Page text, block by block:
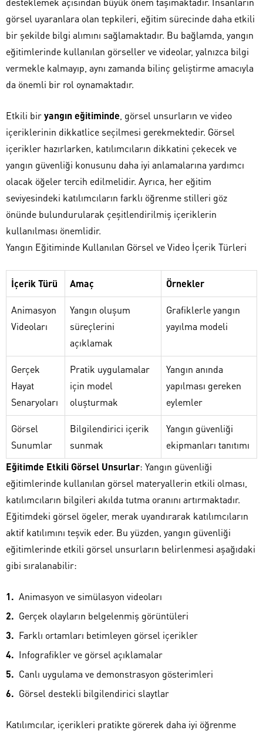
görsel uyaranlara olan tepkileri, eğitim sürecinde daha etkili
bir şekilde bilgi alımını sağlamaktadır. Bu bağlamda, yangın
eğitimlerinde kullanılan görseller ve videolar, yalnızca bilgi
vermekle kalmayıp, aynı zamanda bilinç geliştirme amacıyla
da önemli bir rol oynamaktadır.
Etkili biryangın eğitiminde , görsel unsurların ve video
içeriklerinin dikkatlice seçilmesi gerekmektedir. Görsel
içerikler hazırlarken, katılımcıların dikkatini çekecek ve
yangın güvenliği konusunu daha iyi anlamalarına yardımcı
olacak öğeler tercih edilmelidir. Ayrıca, her eğitim
seviyesindeki katılımcıların farklı öğrenme stilleri göz
önünde bulundurularak çeşitlendirilmiş içeriklerin
kullanılması önemlidir.
Yangın Eğitiminde Kullanılan Görsel ve Video İçerik Türleri
İçerik Türü Amaç Örnekler
Animasyon
Videoları
Yangın oluşum
süreçlerini
açıklamak
Grafiklerle yangın
yayılma modeli
Gerçek
Hayat
Senaryoları
Pratik uygulamalar
için model
oluşturmak
Yangın anında
yapılması gereken
eylemler
Görsel
Sunumlar
Bilgilendirici içerik
sunmak
Yangın güvenliği
ekipmanları tanıtımı
Eğitimde Etkili Görsel Unsurlar: Yangın güvenliği
eğitimlerinde kullanılan görsel materyallerin etkili olması,
katılımcıların bilgileri akılda tutma oranını artırmaktadır.
Eğitimdeki görsel ögeler, merak uyandırarak katılımcıların
aktif katılımını teşvik eder. Bu yüzden, yangın güvenliği
eğitimlerinde etkili görsel unsurların belirlenmesi aşağıdaki
gibi sıralanabilir:
Animasyon ve simülasyon videoları
Gerçek olayların belgelenmiş görüntüleri
Farklı ortamları betimleyen görsel içerikler
Infografikler ve görsel açıklamalar
Canlı uygulama ve demonstrasyon gösterimleri
Görsel destekli bilgilendirici slaytlar
Katılımcılar, içerikleri pratikte görerek daha iyi öğrenme